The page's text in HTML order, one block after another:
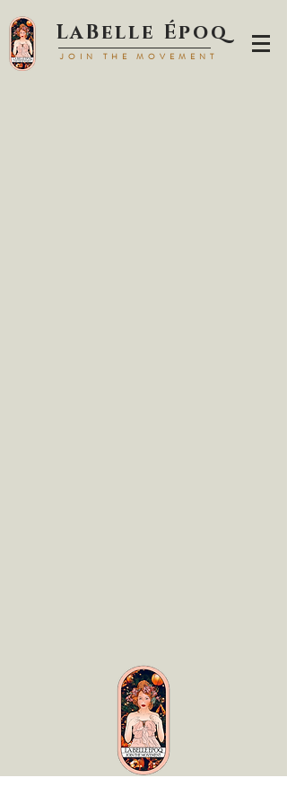
LaBelle Époq
JOIN TH E MOVEMENT